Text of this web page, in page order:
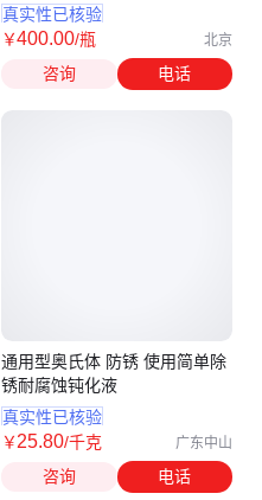
真实性已核验
￥400.00/瓶 北京
咨询 电话
通用型奥氏体 防锈 使用简单除
锈耐腐蚀钝化液
真实性已核验
￥25.80/千克 广东中山
咨询 电话